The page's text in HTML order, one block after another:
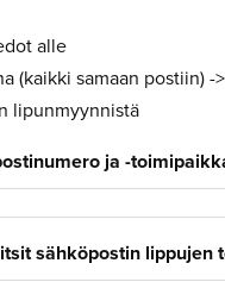
alle
(kaikki samaan postiin)
lipunmyynnistä
ja -
sähköpostin lippujen